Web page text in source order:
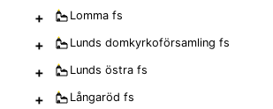
+ Lomma fs
+ Lunds domkyrkoförsamling fs
+ Lunds östra fs
+ Långaröd fs